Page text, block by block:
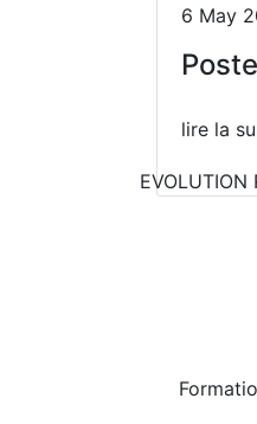
6 May
lire la
EVOLUTION